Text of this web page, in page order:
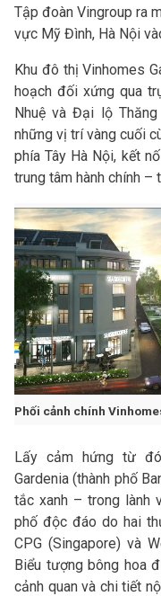
Tập đoàn Vingroup ra
vực Mỹ Đình, Hà Nội
Khu đô thị Vinhomes
hoạch đối xứng qua
Nhuệ và Đại lộ
những vị trí vàng cuối
phía Tây Hà Nội, kết
trung tâm hành chính
Phối cảnh chính
Lấy cảm hứng từ
Gardenia (thành phố
tắc xanh – trong lành
phố độc đáo do hai
CPG (Singapore) và
Biểu tượng bông hoa
cảnh quan và chi tiết